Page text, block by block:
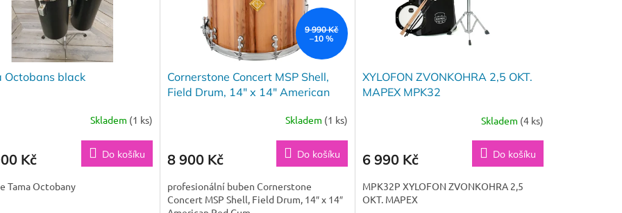
Octobans black
Skladem (1 ks)
Kč Do košíku
Tama Octobany
9 990 Kč
–10 %
Cornerstone Concert MSP Shell,
Field Drum, 14″ x 14″ American
Skladem (1 ks)
8 900 Kč Do košíku
profesionální buben Cornerstone
Concert MSP Shell, Field Drum, 14″ x 14″
XYLOFON ZVONKOHRA 2,5 OKT.
MAPEX MPK32
Skladem (4 ks)
6 990 Kč Do košíku
MPK32P XYLOFON ZVONKOHRA 2,5
OKT. MAPEX